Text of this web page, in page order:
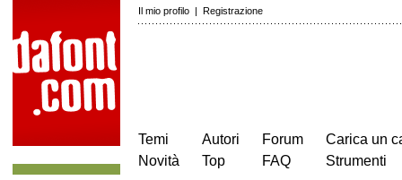
Il mio profilo | Registrazione
Temi
Novità
Autori
Top
Forum
FAQ
Carica un
Strumenti